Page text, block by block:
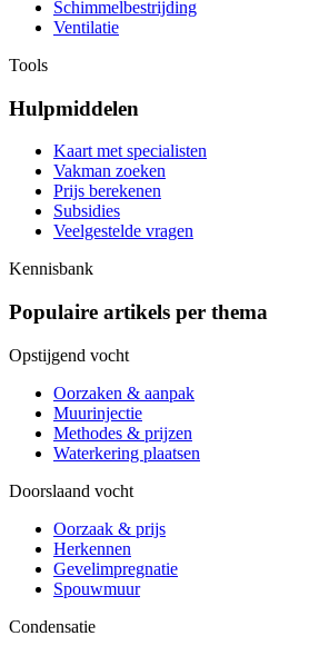
Schimmelbestrijding
Ventilatie
Tools
Hulpmiddelen
Kaart met specialisten
Vakman zoeken
Prijs berekenen
Subsidies
Veelgestelde vragen
Kennisbank
Populaire artikels per thema
Opstijgend vocht
Oorzaken & aanpak
Muurinjectie
Methodes & prijzen
Waterkering plaatsen
Doorslaand vocht
Oorzaak & prijs
Herkennen
Gevelimpregnatie
Spouwmuur
Condensatie